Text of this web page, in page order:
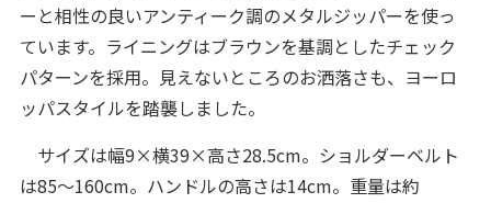
ーと相性の良いアンティーク調のメタルジッパーを使っ
ています。ライニングはブラウンを基調としたチェック
パターンを採用。見えないところのお洒落さも、ヨーロ
ッパスタイルを踏襲しました。
サイズは幅9×横39×高さ28.5cm。ショルダーベルト
は85～160cm。ハンドルの高さは14cm。重量は約